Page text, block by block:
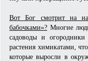
Вот Бог смотрит на
бабочками»? Многие
садоводы и
растения химикатами,
которые выросли в